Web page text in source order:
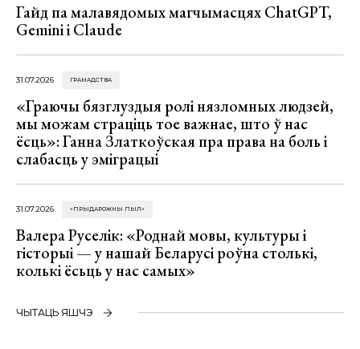
Гайд па малавядомых магчымасцях ChatGPT,
Gemini і Claude
31.07.2026 ГРАМАДСТВА
«Граючы бязглуздыя ролі нязломных людзей,
мы можам страціць тое важнае, што ў нас
ёсць»: Ганна Златкоўская пра права на боль і
слабасць у эміграцыі
31.07.2026 «ПРЫДАРОЖНЫ ПЫЛ»
Валера Руселік: «Роднай мовы, культуры і
гісторыі — у нашай Беларусі роўна столькі,
колькі ёсьць у нас самых»
ЧЫТАЦЬ ЯШЧЭ